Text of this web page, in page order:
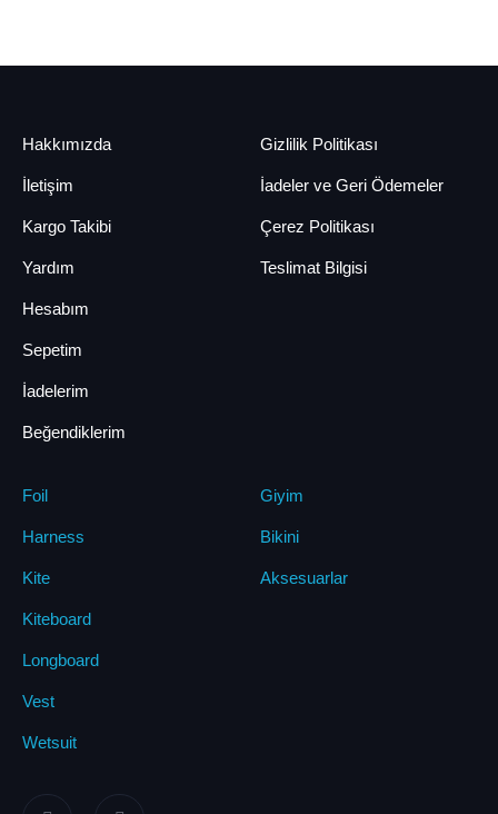
Hakkımızda
İletişim
Kargo Takibi
Yardım
Gizlilik Politikası
İadeler ve Geri Ödemeler
Çerez Politikası
Teslimat Bilgisi
Hesabım
Sepetim
İadelerim
Beğendiklerim
Foil
Harness
Kite
Kiteboard
Longboard
Vest
Wetsuit
Giyim
Bikini
Aksesuarlar